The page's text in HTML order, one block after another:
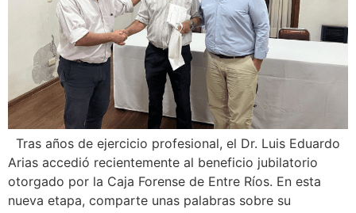
Tras años de ejercicio profesional, el Dr. Luis Eduardo
Arias accedió recientemente al beneficio jubilatorio
otorgado por la Caja Forense de Entre Ríos. En esta
nueva etapa, comparte unas palabras sobre su